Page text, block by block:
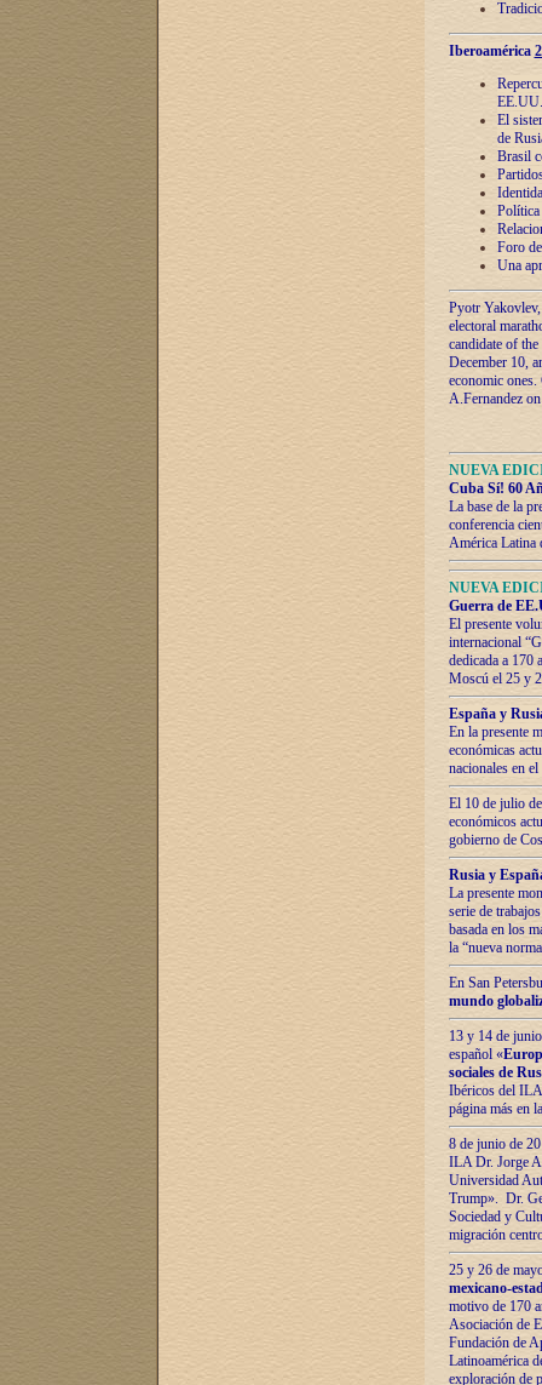
Iberoamérica
EE.UU.
El
de
Brasil
Política
Foro
Una
Pyotr
electoral
candidate of
December 10,
economic
A.Fernandez
NUEVA
Cuba Sí! 60
La base de la
conferencia
América Latina
NUEVA
Guerra de
El presente
internacional
dedicada a 170
Moscú el 25 y
España y
En la presente
económicas
nacionales en
El 10 de julio
económicos
gobierno de
Rusia y
La presente
serie de
basada en los
la “nueva
En San
mundo
13 y 14 de
español «
sociales de
Ibéricos del ILA
página más en
8 de junio de
ILA Dr. Jorge
Universidad
Trump». Dr.
Sociedad y
migración
25 y 26 de
mexicano-
motivo de 170
Asociación de
Fundación de
Latinoamérica
exploración de